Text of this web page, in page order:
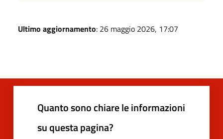
Ultimo aggiornamento: 26 maggio 2026, 17:07
Quanto sono chiare le informazioni
su questa pagina?